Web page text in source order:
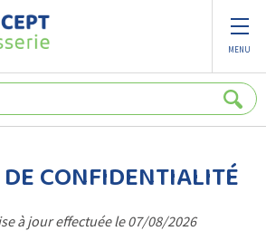
MENU
CONFIDENTIALITÉ
à jour effectuée le 07/08/2026
cookies